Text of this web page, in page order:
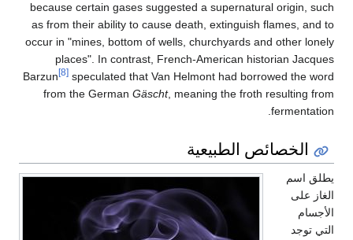
because certain gases suggested a supernatural origin, such
as from their ability to cause death, extinguish flames, and to
occur in "mines, bottom of wells, churchyards and other lonely
places". In contrast, French-American historian Jacques
Barzun
[8] speculated that Van Helmont had borrowed the word
from the German Gäscht, meaning the froth resulting from
fermentation.
الخصائص الطبيعية
يطلق اسم
الغاز على
الأجسام
التي توجد